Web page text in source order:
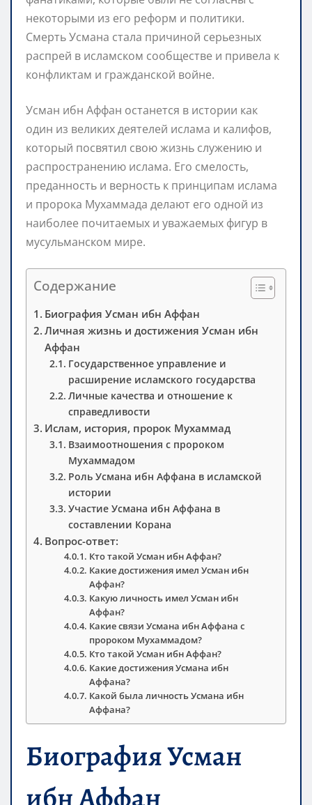
некоторыми из его реформ и политики.
Смерть Усмана стала причиной серьезных
распрей в исламском сообществе и привела к
конфликтам и гражданской войне.
Усман ибн Аффан останется в истории как
один из великих деятелей ислама и калифов,
который посвятил свою жизнь служению и
распространению ислама. Его смелость,
преданность и верность к принципам ислама
и пророка Мухаммада делают его одной из
наиболее почитаемых и уважаемых фигур в
мусульманском мире.
Содержание
Биография Усман ибн Аффан
Личная жизнь и достижения Усман ибн
Аффан
Государственное управление и
расширение исламского государства
Личные качества и отношение к
справедливости
Ислам, история, пророк Мухаммад
Взаимоотношения с пророком
Мухаммадом
Роль Усмана ибн Аффана в исламской
истории
Участие Усмана ибн Аффана в
составлении Корана
Вопрос-ответ:
Кто такой Усман ибн Аффан?
Какие достижения имел Усман ибн
Аффан?
Какую личность имел Усман ибн
Аффан?
Какие связи Усмана ибн Аффана с
пророком Мухаммадом?
Кто такой Усман ибн Аффан?
Какие достижения Усмана ибн
Аффана?
Какой была личность Усмана ибн
Аффана?
Биография Усман